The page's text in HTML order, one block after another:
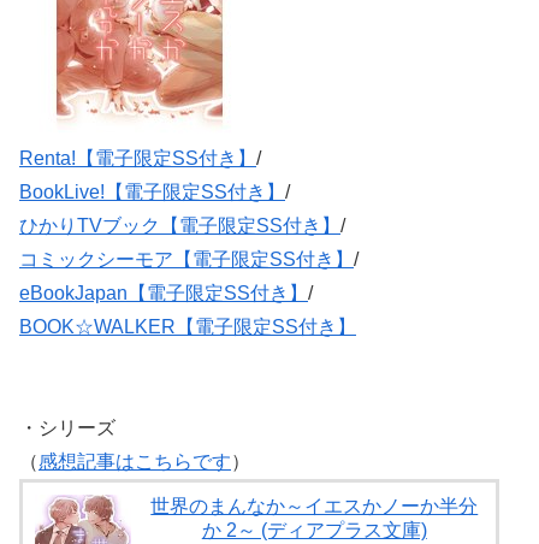
Renta!【電子限定SS付き】 /
BookLive!【電子限定SS付き】 /
ひかりTVブック【電子限定SS付き】 /
コミックシーモア【電子限定SS付き】 /
eBookJapan【電子限定SS付き】 /
BOOK☆WALKER【電子限定SS付き】
・シリーズ
（感想記事はこちらです）
世界のまんなか～イエスかノーか半分
か 2～ (ディアプラス文庫)